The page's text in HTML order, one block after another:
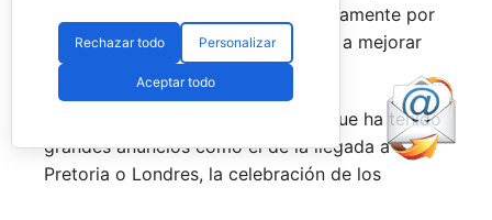
forma, son una delicia y que, precisamente por
esa rivalidad que tienen, se obligan a mejorar
constantemente.
Una primera mitad de temporada que ha tenido
grandes anuncios como el de la llegada a
Pretoria o Londres, la celebración de los
Rechazar todo Personalizar
Aceptar todo